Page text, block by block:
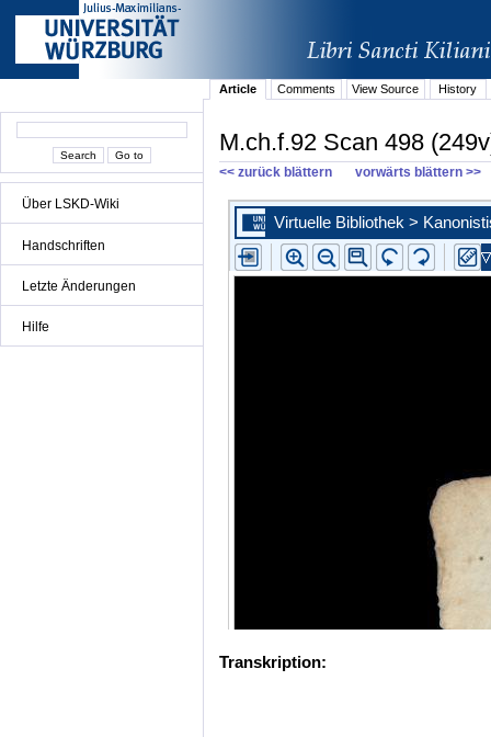
Über LSKD-Wiki
Handschriften
Letzte Änderungen
Hilfe
Article Comments View Source History
M.ch.f.92 Scan 498
<< zurück blättern vorwärts blättern >>
Transkription: